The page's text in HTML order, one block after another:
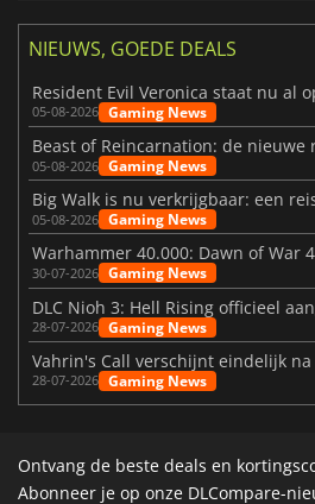
NIEUWS, GOEDE DEALS
05-08-2026 Gaming News
05-08-2026 Gaming News
05-08-2026 Gaming News
30-07-2026 Gaming News
DLC Nioh 3: Hell Rising officieel
28-07-2026 Gaming News
28-07-2026 Gaming News
Ontvang de beste deals en
Abonneer je op onze DLCompare-